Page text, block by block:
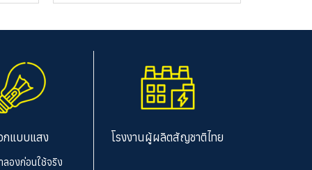
กแบบแสง
ลองก่อนใช้จริง
โรงงานผู้ผลิตสัญชาติไทย